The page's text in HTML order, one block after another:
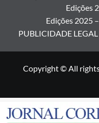
Edições
Edições 2025
PUBLICIDADE LEGAL
Copyright © All rights